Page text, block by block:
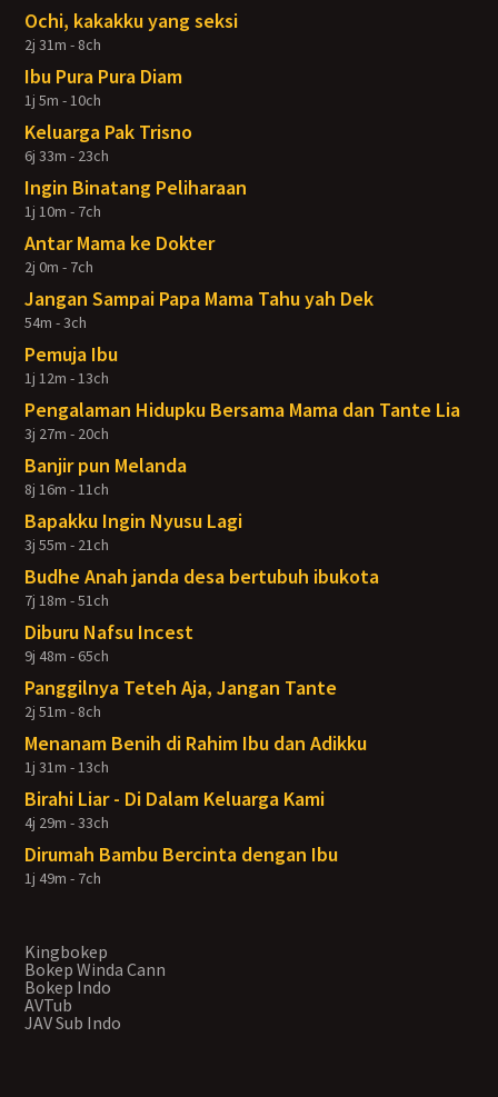
Ochi, kakakku yang seksi
2j 31m - 8ch
Ibu Pura Pura Diam
1j 5m - 10ch
Keluarga Pak Trisno
6j 33m - 23ch
Ingin Binatang Peliharaan
1j 10m - 7ch
Antar Mama ke Dokter
2j 0m - 7ch
Jangan Sampai Papa Mama Tahu yah Dek
54m - 3ch
Pemuja Ibu
1j 12m - 13ch
Pengalaman Hidupku Bersama Mama dan Tante Lia
3j 27m - 20ch
Banjir pun Melanda
8j 16m - 11ch
Bapakku Ingin Nyusu Lagi
3j 55m - 21ch
Budhe Anah janda desa bertubuh ibukota
7j 18m - 51ch
Diburu Nafsu Incest
9j 48m - 65ch
Panggilnya Teteh Aja, Jangan Tante
2j 51m - 8ch
Menanam Benih di Rahim Ibu dan Adikku
1j 31m - 13ch
Birahi Liar - Di Dalam Keluarga Kami
4j 29m - 33ch
Dirumah Bambu Bercinta dengan Ibu
1j 49m - 7ch
Kingbokep
Bokep Winda Cann
Bokep Indo
AVTub
JAV Sub Indo